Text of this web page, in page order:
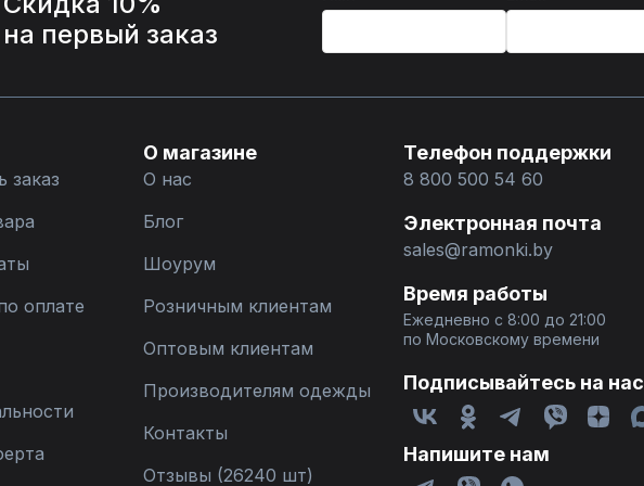
на первый заказ
заказ
оплате
О магазине
О нас
Блог
Шоурум
Розничным клиентам
Оптовым клиентам
Производителям одежды
Контакты
Отзывы (26240 шт)
Телефон поддержки
8 800 500 54 60
Электронная почта
sales@ramonki.by
Время работы
Ежедневно с 8:00 до 21:00
по Московскому времени
Подписывайтесь на нас
Напишите нам